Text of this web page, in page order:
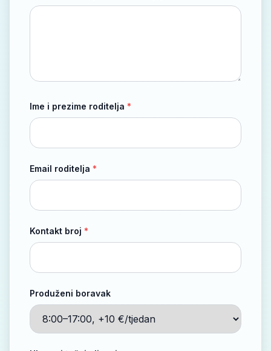
Ime i prezime roditelja *
Email roditelja *
Kontakt broj *
Produženi boravak